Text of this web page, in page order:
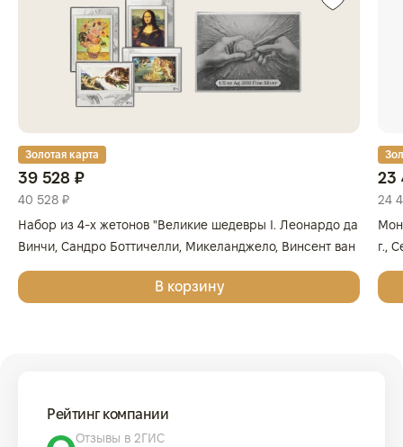
Золотая карта
39 528 ₽
40 528 ₽
Набор из 4-х жетонов "Великие шедевры I. Леонардо да
Винчи, Сандро Боттичелли, Микеланджело, Винсент ван
Гог", 2025г., Серебро, 62,2 гр., проба 999, ГЕРМАНИЯ
В корзину
23
24
г.,
Рейтинг компании
Отзывы в 2ГИС